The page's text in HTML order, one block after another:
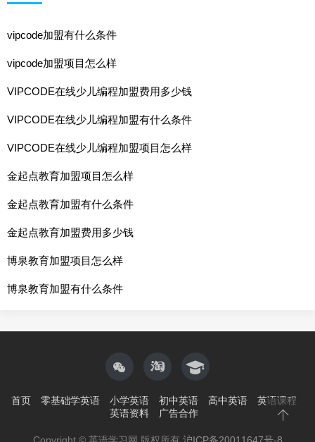
vipcode加盟有什么条件
vipcode加盟项目怎么样
VIPCODE在线少儿编程加盟费用多少钱
VIPCODE在线少儿编程加盟有什么条件
VIPCODE在线少儿编程加盟项目怎么样
金起点教育加盟项目怎么样
金起点教育加盟有什么条件
金起点教育加盟费用多少钱
博泉教育加盟项目怎么样
博泉教育加盟有什么条件
首页 零基础学英语 小学英语 初中英语 高中英语
英语课程
英语资料
广告合作
Copyright © 英语学习网 版权所有 沪ICP备20011647号-8